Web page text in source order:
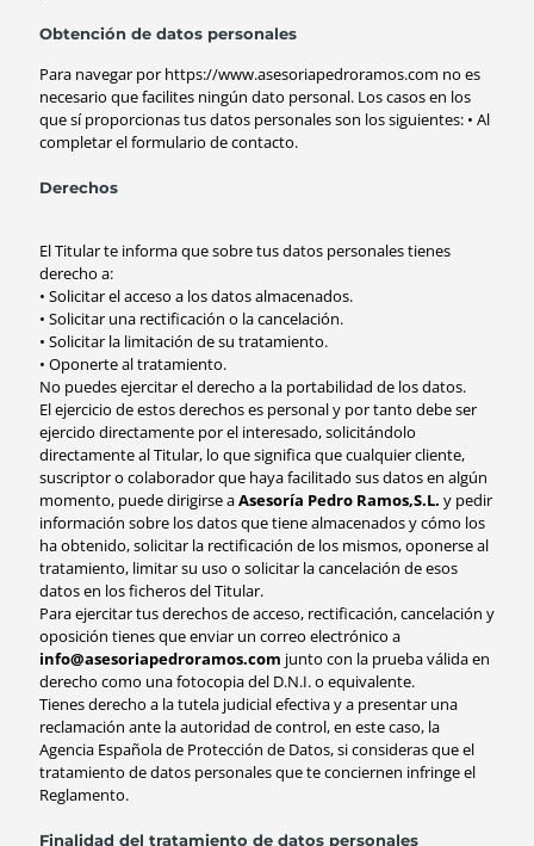
Obtención de datos personales
Para navegar por https://www.asesoriapedroramos.com no es
necesario que facilites ningún dato personal. Los casos en los
que sí proporcionas tus datos personales son los siguientes: • Al
completar el formulario de contacto.
Derechos
El Titular te informa que sobre tus datos personales tienes
derecho a:
• Solicitar el acceso a los datos almacenados.
• Solicitar una rectificación o la cancelación.
• Solicitar la limitación de su tratamiento.
• Oponerte al tratamiento.
No puedes ejercitar el derecho a la portabilidad de los datos.
El ejercicio de estos derechos es personal y por tanto debe ser
ejercido directamente por el interesado, solicitándolo
directamente al Titular, lo que significa que cualquier cliente,
suscriptor o colaborador que haya facilitado sus datos en algún
momento, puede dirigirse aAsesoría Pedro Ramos,S.L. y pedir
información sobre los datos que tiene almacenados y cómo los
ha obtenido, solicitar la rectificación de los mismos, oponerse al
tratamiento, limitar su uso o solicitar la cancelación de esos
datos en los ficheros del Titular.
Para ejercitar tus derechos de acceso, rectificación, cancelación y
oposición tienes que enviar un correo electrónico a
info@asesoriapedroramos.com junto con la prueba válida en
derecho como una fotocopia del D.N.I. o equivalente.
Tienes derecho a la tutela judicial efectiva y a presentar una
reclamación ante la autoridad de control, en este caso, la
Agencia Española de Protección de Datos, si consideras que el
tratamiento de datos personales que te conciernen infringe el
Reglamento.
Finalidad del tratamiento de datos personales